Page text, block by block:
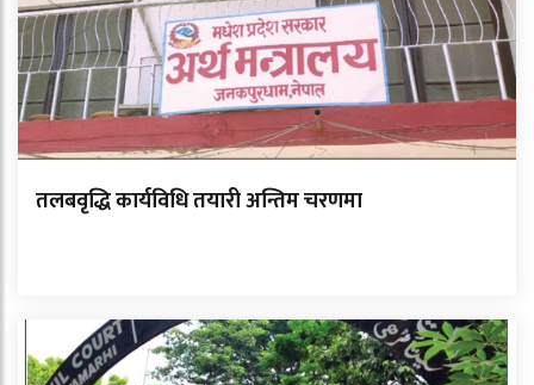
तलबवृद्धि कार्यविधि तयारी अन्तिम चरणमा